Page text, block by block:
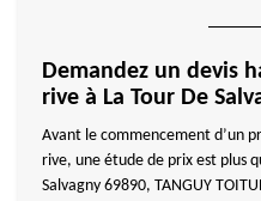
Demandez un devis
rive à La Tour De
Avant le commencement d’un
rive, une étude de prix est plus
Salvagny 69890, TANGUY